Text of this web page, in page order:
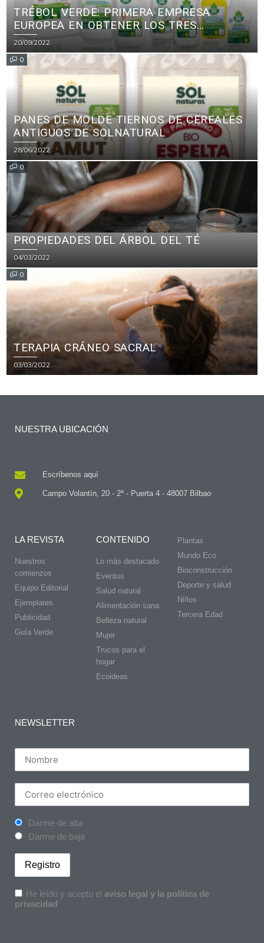
TRÉBOL VERDE: PRIMERA EMPRESA
EUROPEA EN OBTENER LOS TRES
PRINCIPALES CERTIFICADOS ECOLÓGICOS
PARA PRODUCTOS DE LIMPIEZA
20/09/2022
0
PANES DE MOLDE TIERNOS DE CEREALES
ANTIGUOS DE SOLNATURAL
28/06/2022
0
PROPIEDADES DEL ÁRBOL DEL TÉ
04/03/2022
0
TERAPIA CRÁNEO SACRAL
03/03/2022
NUESTRA UBICACIÓN
Escríbenos aquí
Campo Volantín, 20 - 2ª - Puerta 4 - 48007 Bilbao
LA REVISTA
Nuestros
comienzos
Equipo Editorial
Ejemplares
Publicidad
Guía Verde
CONTENIDO
Lo más destacado
Eventos
Salud natural
Alimentación sana
Belleza natural
Mujer
Trucos para el
hogar
Ecoideas
Plantas
Mundo Eco
Bioconstrucción
Deporte y salud
Niños
Tercera Edad
NEWSLETTER
Darme de alta
Darme de baja
He leído y acepto el aviso legal y la política de
privacidad